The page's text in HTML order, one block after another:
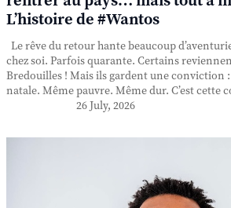
L’histoire de #Wantos
Le rêve du retour hante beaucoup
chez soi. Parfois quarante. Certains
Bredouilles ! Mais ils gardent une conviction
natale. Même pauvre. Même dur. C’est cette
26 July, 2026